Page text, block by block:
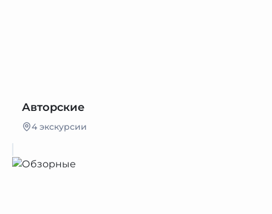
Авторские
4 экскурсии